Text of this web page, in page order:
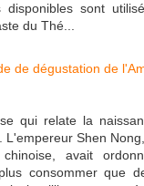
disponibles sont
du Thé...
qui relate la
L'empereur Shen
avait
consommer que